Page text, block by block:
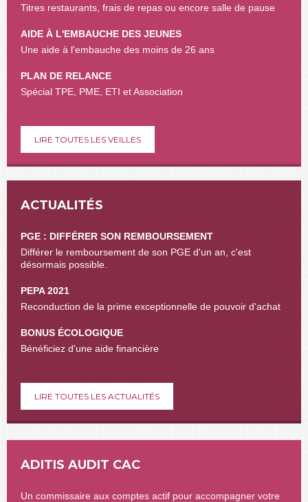
Titres restaurants, frais de repas ou encore salle de pause
AIDE À L'EMBAUCHE DES JEUNES
Une aide à l'embauche des moins de 26 ans
PLAN DE RELANCE
Spécial TPE, PME, ETI et Association
LIRE TOUTES LES VEILLES
ACTUALITÉS
PGE : DIFFÉRER SON REMBOURSEMENT
Différer le remboursement de son PGE d'un an, c'est
désormais possible.
PEPA 2021
Reconduction de la prime exceptionnelle de pouvoir d'achat
BONUS ÉCOLOGIQUE
Bénéficiez d'une aide financière
LIRE TOUTES LES ACTUALITÉS
ADITIS AUDIT CAC
Un commissaire aux comptes actif pour accompagner votre